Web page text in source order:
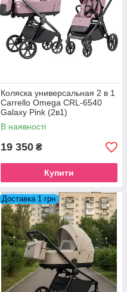
Коляска универсальная 2 в 1
Carrello Omega CRL-6540
Galaxy Pink (2в1)
В наявності
19 350 ₴
Купити
Доставка 1 грн